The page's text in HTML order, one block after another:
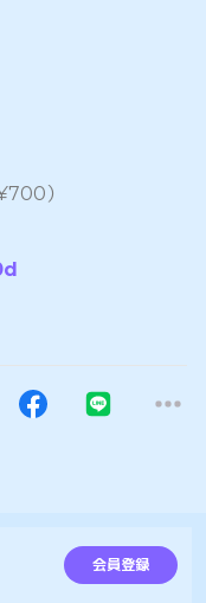
）
会員登録